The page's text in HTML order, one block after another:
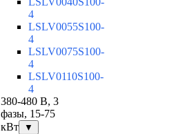
4
LSLV0055S100-
4
LSLV0075S100-
4
LSLV0110S100-
4
380-480 В, 3
фазы, 15-75
кВт
▼